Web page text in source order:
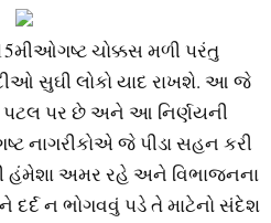
ચોક્કસ મળી પરંતુ
સુઘી લોકો યાદ રાખશે. આ જે
પટલ પર છે અને આ નિર્ણયની
નાગરીકોએ જે પીડા સહન કરી
હંમેશા અમર રહે અને વિભાજનના
દર્દ ન ભોગવવું પડે તે માટેનો સંદેશ